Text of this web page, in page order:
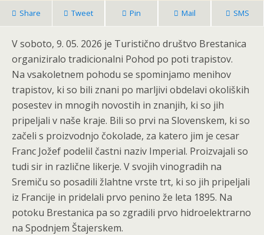
Share Tweet Pin Mail SMS
V soboto, 9. 05. 2026 je Turistično društvo Brestanica
organiziralo tradicionalni Pohod po poti trapistov.
Na vsakoletnem pohodu se spominjamo menihov
trapistov, ki so bili znani po marljivi obdelavi okoliških
posestev in mnogih novostih in znanjih, ki so jih
pripeljali v naše kraje. Bili so prvi na Slovenskem, ki so
začeli s proizvodnjo čokolade, za katero jim je cesar
Franc Jožef podelil častni naziv Imperial. Proizvajali so
tudi sir in različne likerje. V svojih vinogradih na
Sremiču so posadili žlahtne vrste trt, ki so jih pripeljali
iz Francije in pridelali prvo penino že leta 1895. Na
potoku Brestanica pa so zgradili prvo hidroelektrarno
na Spodnjem Štajerskem.